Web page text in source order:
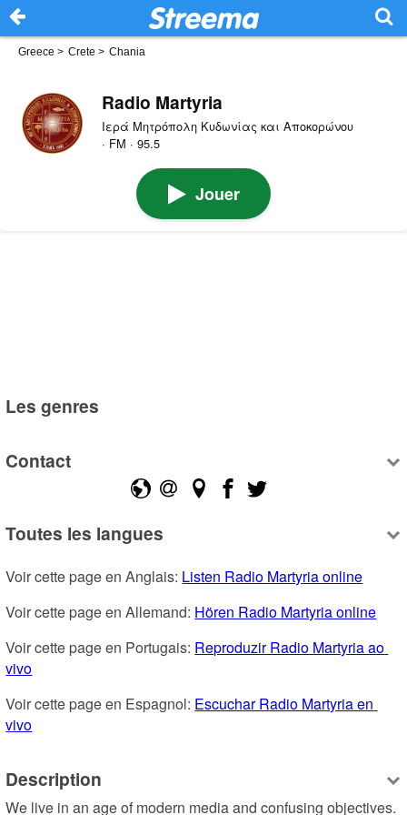
Greece > Crete > Chania
Radio Martyria
Ιερά Μητρόπολη Κυδωνίας και Αποκορώνου
· FM · 95.5
Jouer
Les genres
Contact
Toutes les langues
Voir cette page en Anglais: Listen Radio Martyria online
Voir cette page en Allemand: Hören Radio Martyria online
Voir cette page en Portugais: Reproduzir Radio Martyria ao
vivo
Voir cette page en Espagnol: Escuchar Radio Martyria en
vivo
Description
We live in an age of modern media and confusing objectives.